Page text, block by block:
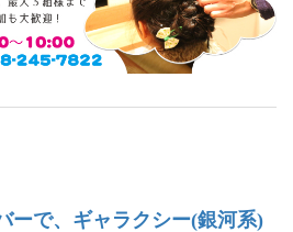
ーで、ギャラクシー(銀河系)